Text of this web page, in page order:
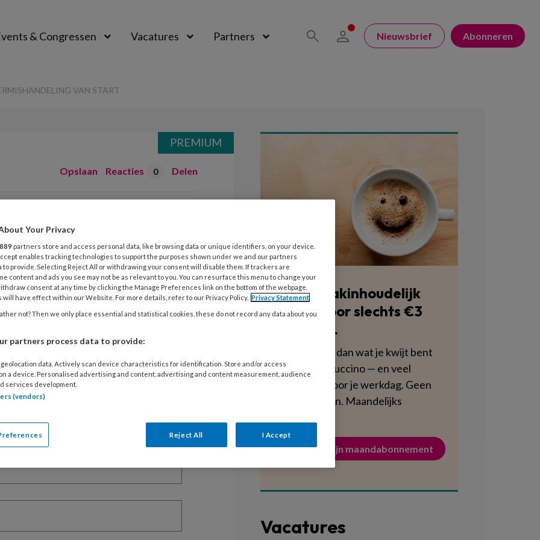
& Congressen Vacatures Partners Nieuwsbrief Abonneren
VAN START
Opslaan Reacties 0 Delen
van start
lezen?
lees 2 artikelen gratis per maand
PREMIUM
Blijf vakinhoudelijk
scherp voor slechts €3
per week.
Dat is minder dan wat je kwijt bent
aan een cappuccino — en veel
voedzamer voor je werkdag. Geen
verplichtingen. Maandelijks
Activeer mijn maandabonnement
Vacatures
Your Privacy
889 partners store and access personal data, like browsing data or unique identifiers, on your device.
enables tracking technologies to support the purposes shown under we and our partners
to provide. Selecting Reject All or withdrawing your consent will disable them. If trackers are
content and ads you see may not be as relevant to you. You can resurface this menu to change your
consent at any time by clicking the Manage Preferences link on the bottom of the webpage.
will have effect within our Website. For more details, refer to our Privacy Policy. Privacy Statement
not? Then we only place essential and statistical cookies, these do not record any data about you
partners process data to provide:
data. Actively scan device characteristics for identification. Store and/or access
a device. Personalised advertising and content, advertising and content measurement, audience
services development.
(vendors)
Reject All I Accept